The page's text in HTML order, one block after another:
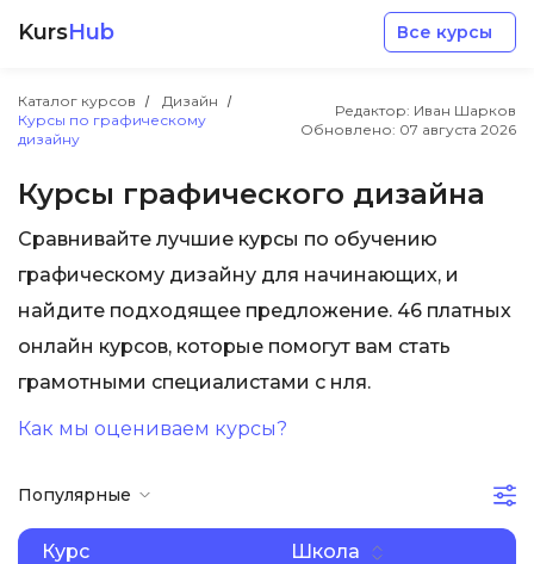
KursHub Все курсы
Каталог курсов
Дизайн
Курсы по графическому
дизайну
Редактор: Иван Шарков
Обновлено: 07 августа 2026
Курсы графического дизайна
Сравнивайте лучшие курсы по обучению
графическому дизайну для начинающих, и
найдите подходящее предложение. 46 платных
онлайн курсов, которые помогут вам стать
грамотными специалистами с нля.
Как мы оцениваем курсы?
Популярные
Курс Школа
Разработка
Маркетинг
Дизайн
Менеджмент